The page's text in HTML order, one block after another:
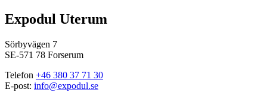
Expodul Uterum
Sörbyvägen 7
SE-571 78 Forserum
Telefon +46 380 37 71 30
E-post: info@expodul.se